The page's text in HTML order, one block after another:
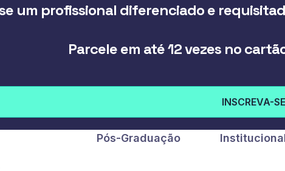
um profissional diferenciado e
Parcele em até 12 vezes no
INSCREVA-SE
Pós-Graduação